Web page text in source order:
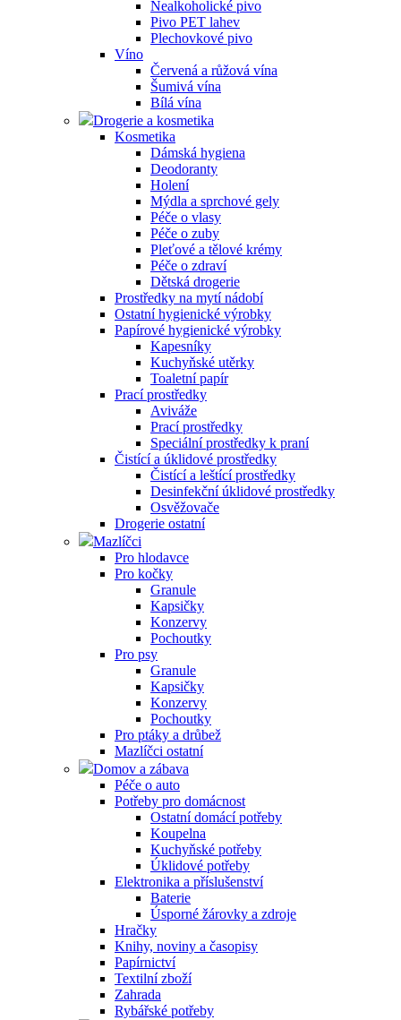
Nealkoholické pivo
Pivo PET lahev
Plechovkové pivo
Víno
Červená a růžová vína
Šumivá vína
Bílá vína
Drogerie a kosmetika
Kosmetika
Dámská hygiena
Deodoranty
Holení
Mýdla a sprchové gely
Péče o vlasy
Péče o zuby
Pleťové a tělové krémy
Péče o zdraví
Dětská drogerie
Prostředky na mytí nádobí
Ostatní hygienické výrobky
Papírové hygienické výrobky
Kapesníky
Kuchyňské utěrky
Toaletní papír
Prací prostředky
Aviváže
Prací prostředky
Speciální prostředky k praní
Čistící a úklidové prostředky
Čistící a leštící prostředky
Desinfekční úklidové prostředky
Osvěžovače
Drogerie ostatní
Mazlíčci
Pro hlodavce
Pro kočky
Granule
Kapsičky
Konzervy
Pochoutky
Pro psy
Granule
Kapsičky
Konzervy
Pochoutky
Pro ptáky a drůbež
Mazlíčci ostatní
Domov a zábava
Péče o auto
Potřeby pro domácnost
Ostatní domácí potřeby
Koupelna
Kuchyňské potřeby
Úklidové potřeby
Elektronika a příslušenství
Baterie
Úsporné žárovky a zdroje
Hračky
Knihy, noviny a časopisy
Papírnictví
Textilní zboží
Zahrada
Rybářské potřeby